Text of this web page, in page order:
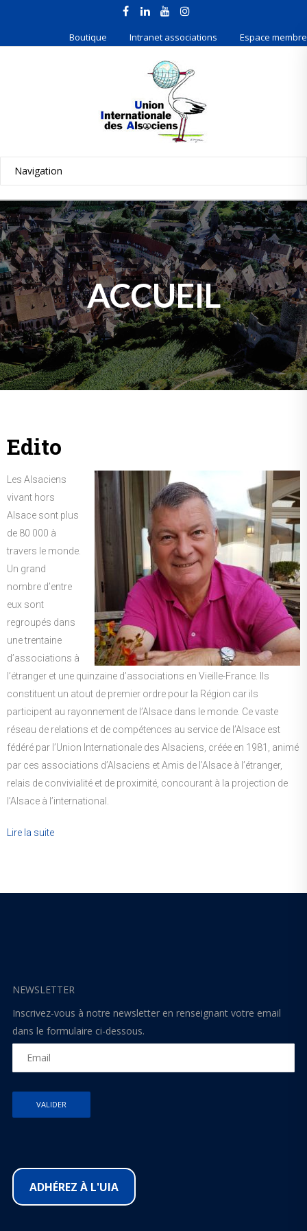
Boutique Intranet associations Espace membre
ACCUEIL
Edito
Les Alsaciens
vivant hors
Alsace sont plus
de 80 000 à
travers le monde.
Un grand
nombre d’entre
eux sont
regroupés dans
une trentaine
d’associations à
l’étranger et une quinzaine d’associations en Vieille-France. Ils
constituent un atout de premier ordre pour la Région car ils
participent au rayonnement de l’Alsace dans le monde. Ce vaste
réseau de relations et de compétences au service de l’Alsace est
fédéré par l’Union Internationale des Alsaciens, créée en 1981, animé
par ces associations d’Alsaciens et Amis de l’Alsace à l’étranger,
relais de convivialité et de proximité, concourant à la projection de
l’Alsace à l’international.
Lire la suite
NEWSLETTER
Inscrivez-vous à notre newsletter en renseignant votre email
dans le formulaire ci-dessous.
ADHÉREZ À L'UIA